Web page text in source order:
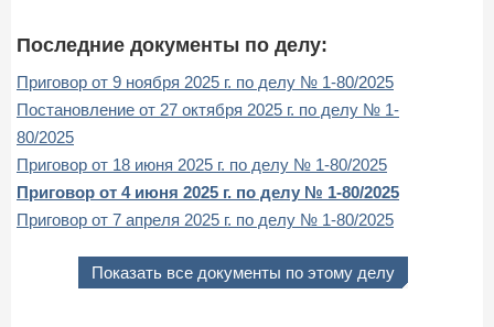
Последние документы по делу:
Приговор от 9 ноября 2025 г. по делу № 1-80/2025
Постановление от 27 октября 2025 г. по делу № 1-
80/2025
Приговор от 18 июня 2025 г. по делу № 1-80/2025
Приговор от 4 июня 2025 г. по делу № 1-80/2025
Приговор от 7 апреля 2025 г. по делу № 1-80/2025
Показать все документы по этому делу